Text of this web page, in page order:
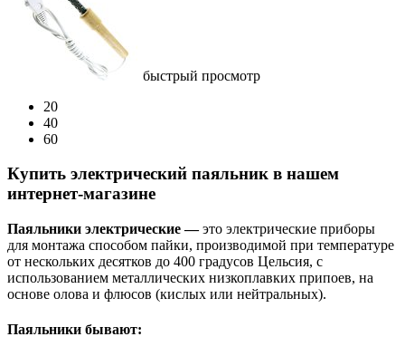
быстрый просмотр
20
40
60
Купить электрический паяльник в нашем
интернет-магазине
Паяльники электрические —это электрические приборы
для монтажа способом пайки, производимой при температуре
от нескольких десятков до 400 градусов Цельсия, с
использованием металлических низкоплавких припоев, на
основе олова и флюсов (кислых или нейтральных).
Паяльники бывают: